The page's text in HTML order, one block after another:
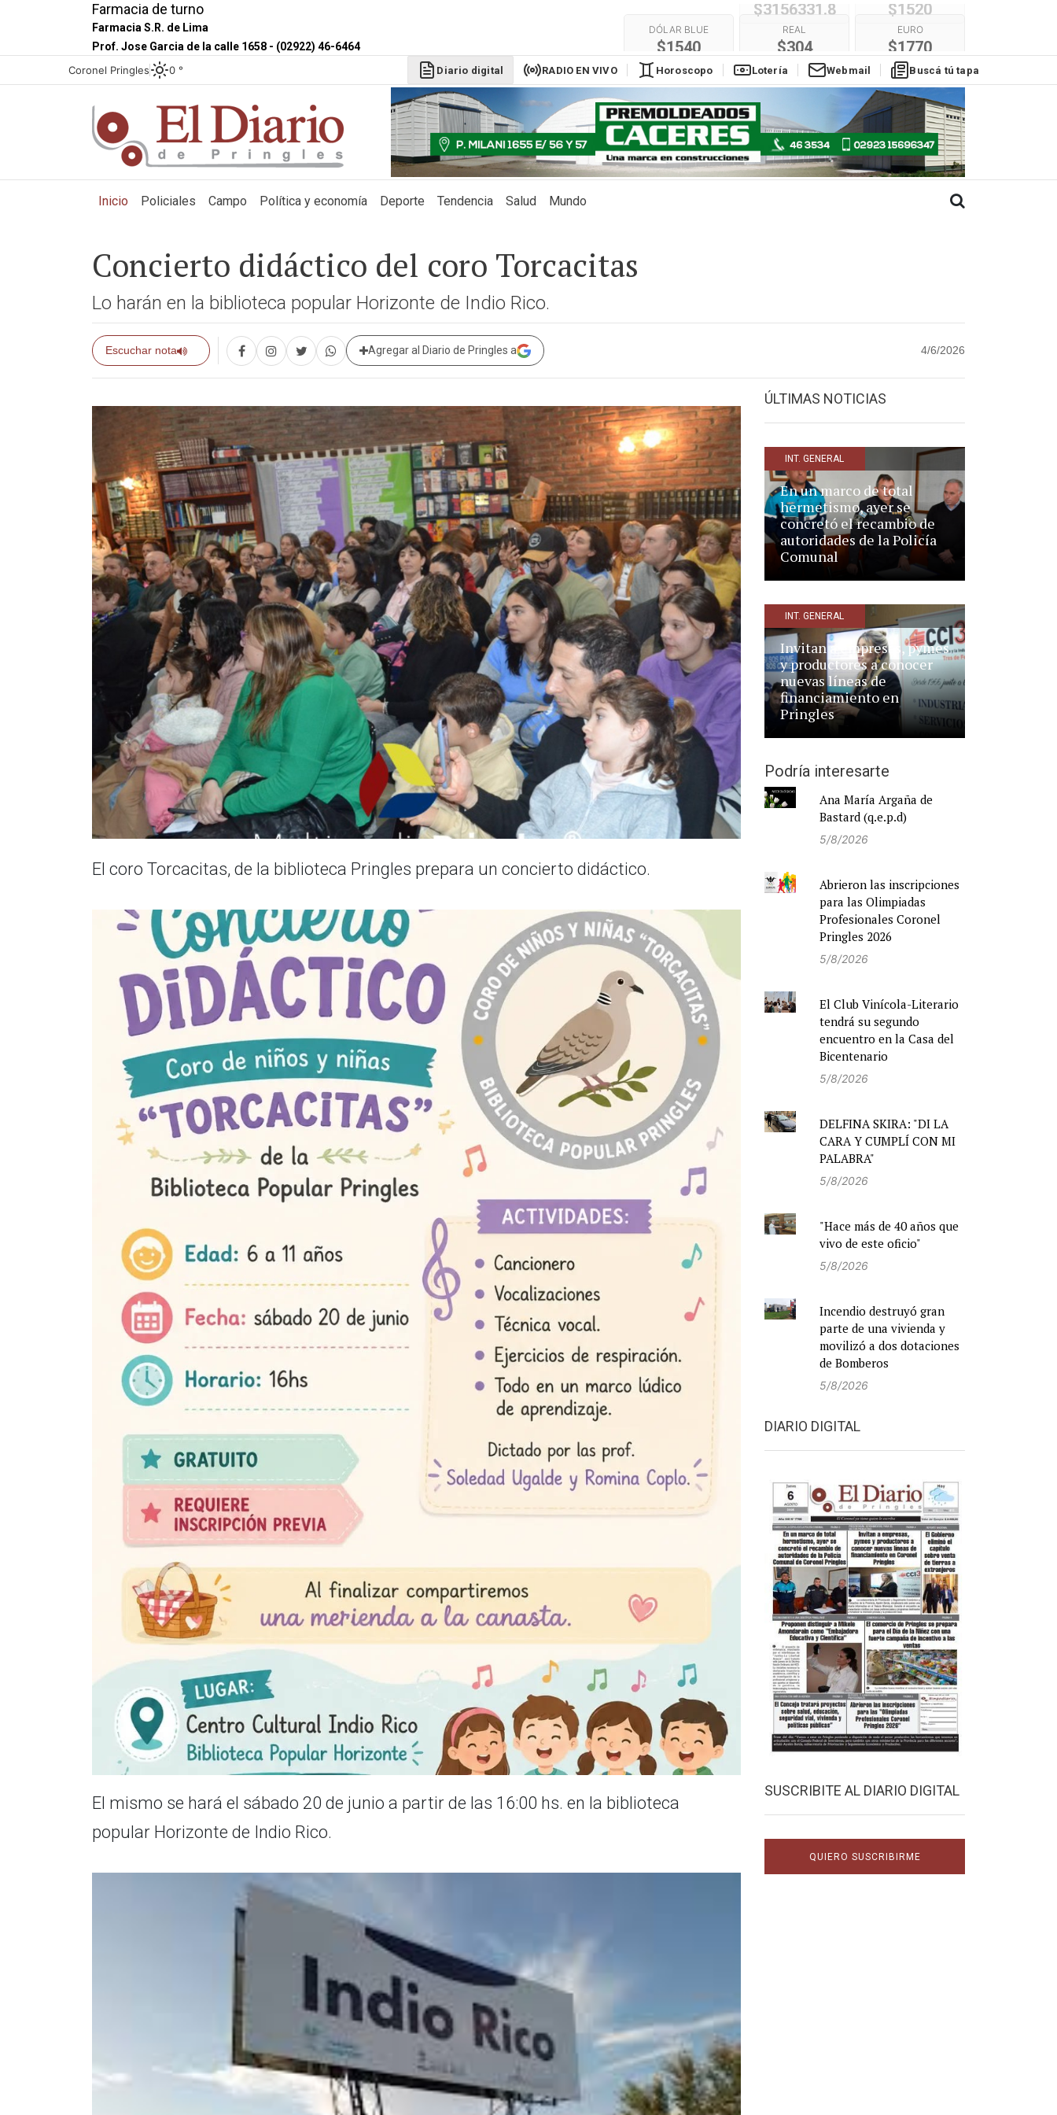
Farmacia de turno
Farmacia S.R. de Lima
Prof. Jose Garcia de la calle 1658 - (02922) 46-6464
$1540 $304 $1770
Coronel Pringles 0 ° Diario digital RADIO EN VIVO Horoscopo Lotería Webmail Buscá tú tapa
Inicio (current)
Policiales Campo Política y economía Deporte Tendencia Salud Mundo
Concierto didáctico del coro Torcacitas
Lo harán en la biblioteca popular Horizonte de Indio Rico.
Escuchar nota Agregar al Diario de Pringles a 4/6/2026
El coro Torcacitas, de la biblioteca Pringles prepara un concierto didáctico.
El mismo se hará el sábado 20 de junio a partir de las 16:00 hs. en la biblioteca
popular Horizonte de Indio Rico.
ÚLTIMAS NOTICIAS
INT. GENERAL
En un marco de total
hermetismo, ayer se
concretó el recambio de
autoridades de la Policía
Comunal
INT. GENERAL
Invitan a empresas, pymes
y productores a conocer
nuevas líneas de
financiamiento en
Pringles
Podría interesarte
Ana María Argaña de
Bastard (q.e.p.d)
5/8/2026
Abrieron las inscripciones
para las Olimpiadas
Profesionales Coronel
Pringles 2026
5/8/2026
El Club Vinícola-Literario
tendrá su segundo
encuentro en la Casa del
Bicentenario
5/8/2026
DELFINA SKIRA: "DI LA
CARA Y CUMPLÍ CON MI
PALABRA"
5/8/2026
"Hace más de 40 años que
vivo de este oficio"
5/8/2026
Incendio destruyó gran
parte de una vivienda y
movilizó a dos dotaciones
de Bomberos
5/8/2026
DIARIO DIGITAL
SUSCRIBITE AL DIARIO DIGITAL
QUIERO SUSCRIBIRME